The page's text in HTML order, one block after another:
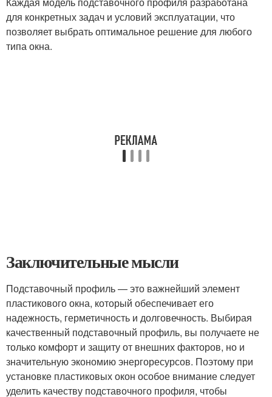
для конкретных задач и условий эксплуатации, что
позволяет выбрать оптимальное решение для любого
типа окна.
Заключительные мысли
Подставочный профиль — это важнейший элемент
пластикового окна, который обеспечивает его
надежность, герметичность и долговечность. Выбирая
качественный подставочный профиль, вы получаете не
только комфорт и защиту от внешних факторов, но и
значительную экономию энергоресурсов. Поэтому при
установке пластиковых окон особое внимание следует
уделить качеству подставочного профиля, чтобы